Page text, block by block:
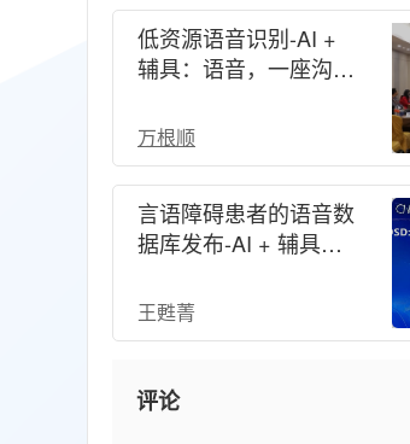
低资源语音识别-AI +
辅具：语音，一座沟通
2023
万根顺
言语障碍患者的语音数
据库发布-AI + 辅具：
桥梁-CNCC 2023
王甦菁
评论